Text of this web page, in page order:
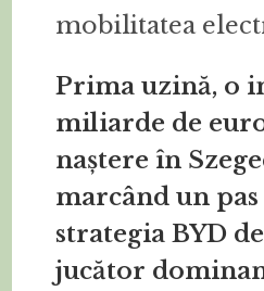
mobilitatea
Prima uzină, o
miliarde de
naștere în
marcând un
strategia BYD
jucător